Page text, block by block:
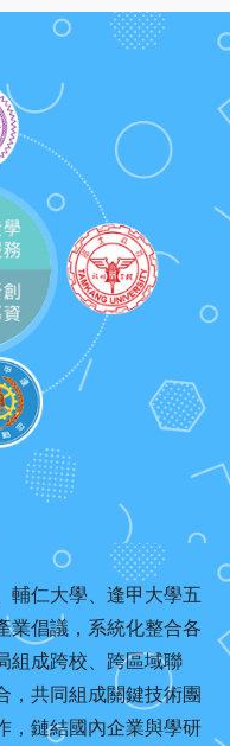
輔仁大學、逢甲大學五
業倡議，系統化整合各
組成跨校、跨區域聯
，共同組成關鍵技術團
，鏈結國內企業與學研